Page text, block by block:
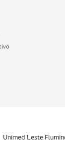
Unimed Leste